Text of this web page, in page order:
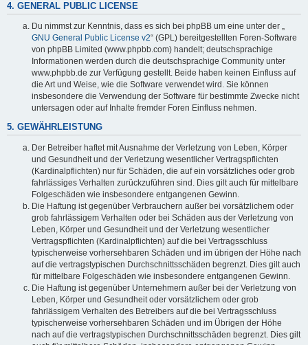
4. GENERAL PUBLIC LICENSE
Du nimmst zur Kenntnis, dass es sich bei phpBB um eine unter der „
GNU General Public License v2“ (GPL) bereitgestellten Foren-Software
von phpBB Limited (www.phpbb.com) handelt; deutschsprachige
Informationen werden durch die deutschsprachige Community unter
www.phpbb.de zur Verfügung gestellt. Beide haben keinen Einfluss auf
die Art und Weise, wie die Software verwendet wird. Sie können
insbesondere die Verwendung der Software für bestimmte Zwecke nicht
untersagen oder auf Inhalte fremder Foren Einfluss nehmen.
5. GEWÄHRLEISTUNG
Der Betreiber haftet mit Ausnahme der Verletzung von Leben, Körper
und Gesundheit und der Verletzung wesentlicher Vertragspflichten
(Kardinalpflichten) nur für Schäden, die auf ein vorsätzliches oder grob
fahrlässiges Verhalten zurückzuführen sind. Dies gilt auch für mittelbare
Folgeschäden wie insbesondere entgangenen Gewinn.
Die Haftung ist gegenüber Verbrauchern außer bei vorsätzlichem oder
grob fahrlässigem Verhalten oder bei Schäden aus der Verletzung von
Leben, Körper und Gesundheit und der Verletzung wesentlicher
Vertragspflichten (Kardinalpflichten) auf die bei Vertragsschluss
typischerweise vorhersehbaren Schäden und im übrigen der Höhe nach
auf die vertragstypischen Durchschnittsschäden begrenzt. Dies gilt auch
für mittelbare Folgeschäden wie insbesondere entgangenen Gewinn.
Die Haftung ist gegenüber Unternehmern außer bei der Verletzung von
Leben, Körper und Gesundheit oder vorsätzlichem oder grob
fahrlässigem Verhalten des Betreibers auf die bei Vertragsschluss
typischerweise vorhersehbaren Schäden und im Übrigen der Höhe
nach auf die vertragstypischen Durchschnittsschäden begrenzt. Dies gilt